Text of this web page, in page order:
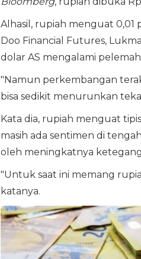
Alhasil, rupiah menguat 0,01
Doo Financial Futures,
dolar AS mengalami
"Namun perkembangan
bisa sedikit menurunkan
Kata dia, rupiah menguat
masih ada sentimen di
oleh meningkatnya
"Untuk saat ini memang
katanya.